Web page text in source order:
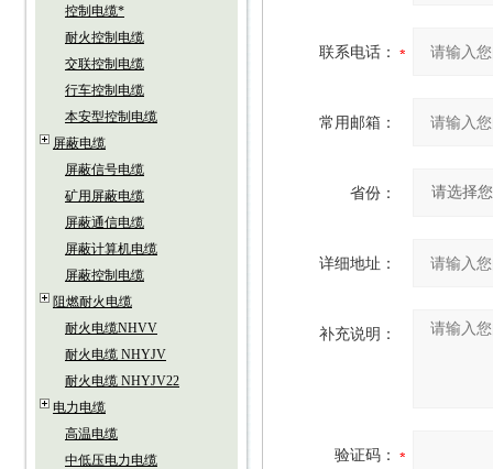
控制电缆*
耐火控制电缆
交联控制电缆
行车控制电缆
本安型控制电缆
屏蔽电缆
屏蔽信号电缆
矿用屏蔽电缆
屏蔽通信电缆
屏蔽计算机电缆
屏蔽控制电缆
阻燃耐火电缆
耐火电缆NHVV
耐火电缆 NHYJV
耐火电缆 NHYJV22
电力电缆
高温电缆
中低压电力电缆
联系电话：
常用邮箱：
省份：
详细地址：
补充说明：
验证码：